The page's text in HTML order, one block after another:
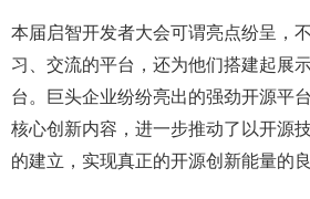
本届启智开发者大会可谓亮点纷呈，
习、交流的平台，还为他们搭建起展
台。巨头企业纷纷亮出的强劲开源平
核心创新内容，进一步推动了以开源
的建立，实现真正的开源创新能量的良